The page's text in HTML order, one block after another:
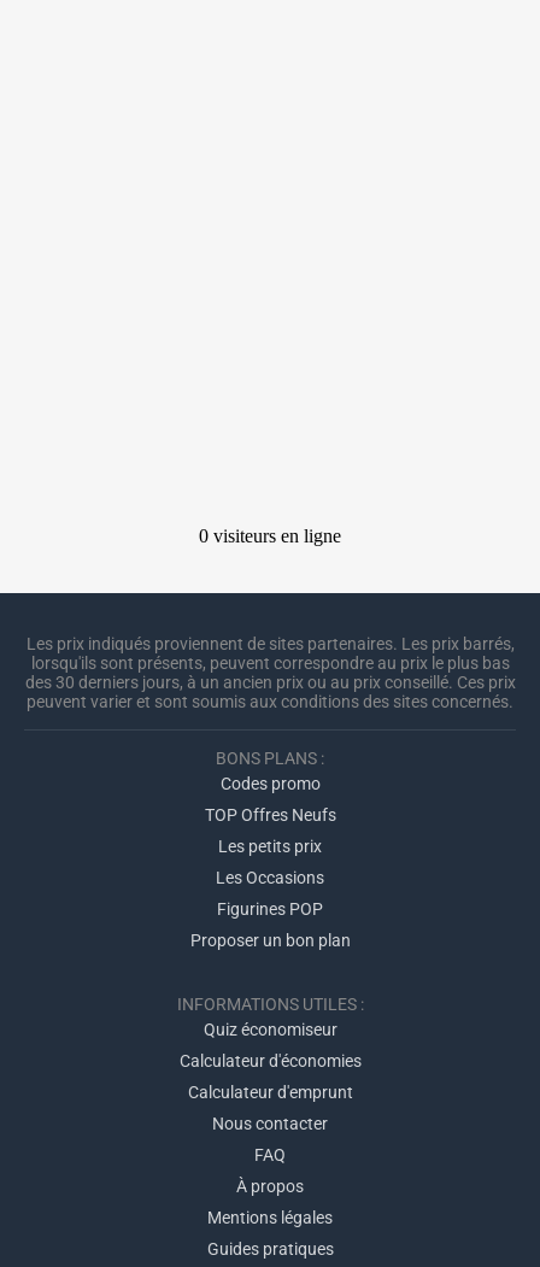
Les prix indiqués proviennent de sites partenaires. Les prix barrés,
lorsqu'ils sont présents, peuvent correspondre au prix le plus bas
des 30 derniers jours, à un ancien prix ou au prix conseillé. Ces prix
peuvent varier et sont soumis aux conditions des sites concernés.
BONS PLANS :
Codes promo
TOP Offres Neufs
Les petits prix
Les Occasions
Figurines POP
Proposer un bon plan
INFORMATIONS UTILES :
Quiz économiseur
Calculateur d'économies
Calculateur d'emprunt
Nous contacter
FAQ
À propos
Mentions légales
Guides pratiques